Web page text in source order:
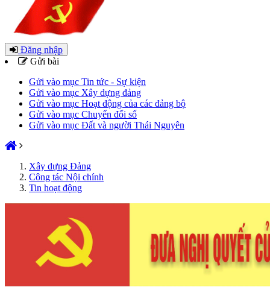
Đăng nhập
Gửi bài
Gửi vào mục Tin tức - Sự kiện
Gửi vào mục Xây dựng đảng
Gửi vào mục Hoạt động của các đảng bộ
Gửi vào mục Chuyển đổi số
Gửi vào mục Đất và người Thái Nguyên
Xây dựng Đảng
Công tác Nội chính
Tin hoạt động